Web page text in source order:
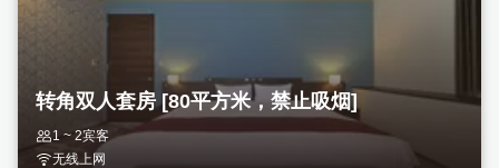
80多种自助早餐
（含税）
15,000 JPY
转角双人套房 [80平方米，禁止吸烟]
1 ~ 2宾客
无线上网